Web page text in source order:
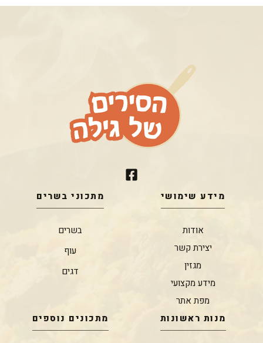
מידע שימושי
אודות
יצירת קשר
מגזין
מידע מקצועי
מפת אתר
מתכוני בשרים
בשרים
עוף
דגים
מנות ראשונות מתכונים נוספים